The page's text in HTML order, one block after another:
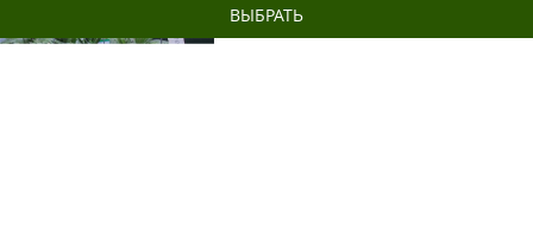
ВЫБРАТЬ